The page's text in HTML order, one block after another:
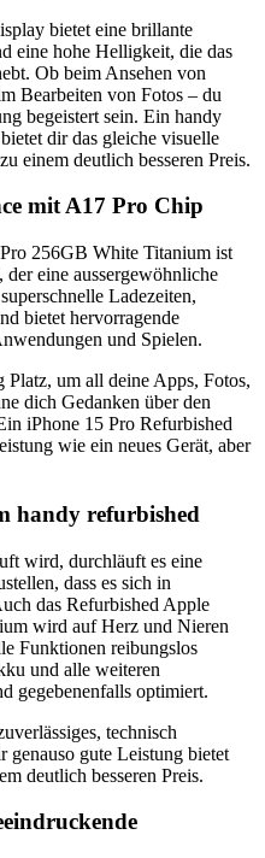
bietet eine brillante
eine hohe Helligkeit, die das
Ob beim Ansehen von
Bearbeiten von Fotos – du
begeistert sein. Ein handy
dir das gleiche visuelle
einem deutlich besseren Preis.
mit A17 Pro Chip
256GB White Titanium ist
eine aussergewöhnliche
Ladezeiten,
bietet hervorragende
und Spielen.
um all deine Apps, Fotos,
dich Gedanken über den
iPhone 15 Pro Refurbished
wie ein neues Gerät, aber
handy refurbished
wird, durchläuft es eine
dass es sich in
das Refurbished Apple
wird auf Herz und Nieren
Funktionen reibungslos
und alle weiteren
gegebenenfalls optimiert.
technisch
genauso gute Leistung bietet
deutlich besseren Preis.